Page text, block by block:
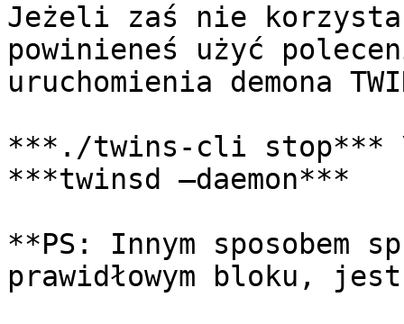
Jeżeli zaś nie
powinieneś użyć
uruchomienia demona
***./twins-cli stop***
***twinsd –daemon***
**PS: Innym sposobem
prawidłowym bloku,